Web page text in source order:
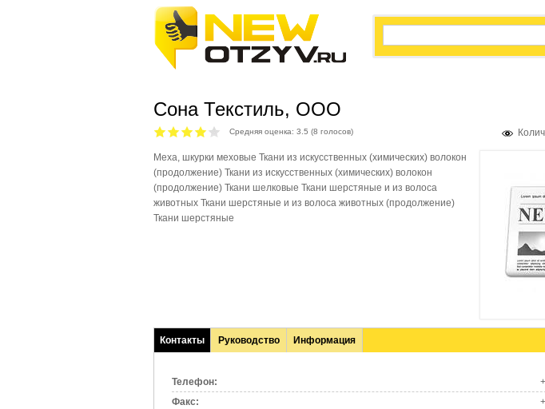
Сона Текстиль, ООО
Средняя оценка: 3.5 (8 голосов)
Меха, шкурки меховые Ткани из искусственных (химических) волокон
(продолжение) Ткани из искусственных (химических) волокон
(продолжение) Ткани шелковые Ткани шерстяные и из волоса
животных Ткани шерстяные и из волоса животных (продолжение)
Ткани шерстяные
Контакты
(активная
Руководство Информация
Телефон:
Факс: